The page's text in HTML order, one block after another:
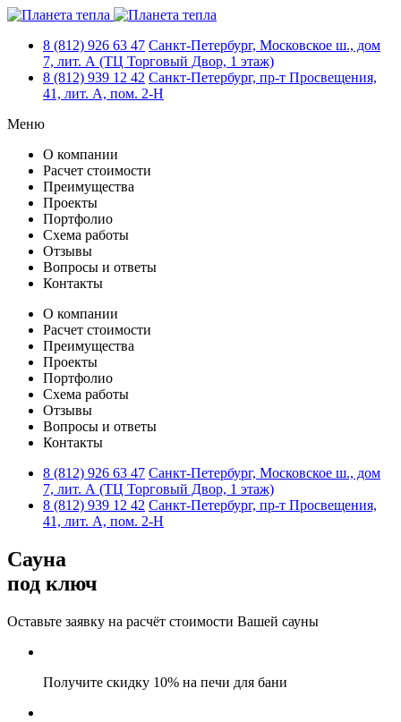
8 (812) 926 63 47 Санкт-Петербург, Московское ш., дом
7, лит. А (ТЦ Торговый Двор, 1 этаж)
8 (812) 939 12 42 Санкт-Петербург, пр-т Просвещения,
41, лит. А, пом. 2-Н
Меню
О компании
Расчет стоимости
Преимущества
Проекты
Портфолио
Схема работы
Отзывы
Вопросы и ответы
Контакты
О компании
Расчет стоимости
Преимущества
Проекты
Портфолио
Схема работы
Отзывы
Вопросы и ответы
Контакты
8 (812) 926 63 47 Санкт-Петербург, Московское ш., дом
7, лит. А (ТЦ Торговый Двор, 1 этаж)
8 (812) 939 12 42 Санкт-Петербург, пр-т Просвещения,
41, лит. А, пом. 2-Н
Сауна
под ключ
Оставьте заявку на расчёт стоимости Вашей сауны
Получите скидку 10% на печи для бани